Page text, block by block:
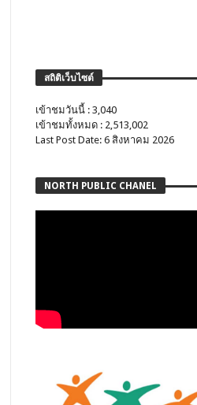
สถิติเว็บไซต์
เข้าชมวันนี้ : 3,040
เข้าชมทั้งหมด : 2,513,002
Last Post Date: 6 สิงหาคม 2026
NORTH PUBLIC CHANEL